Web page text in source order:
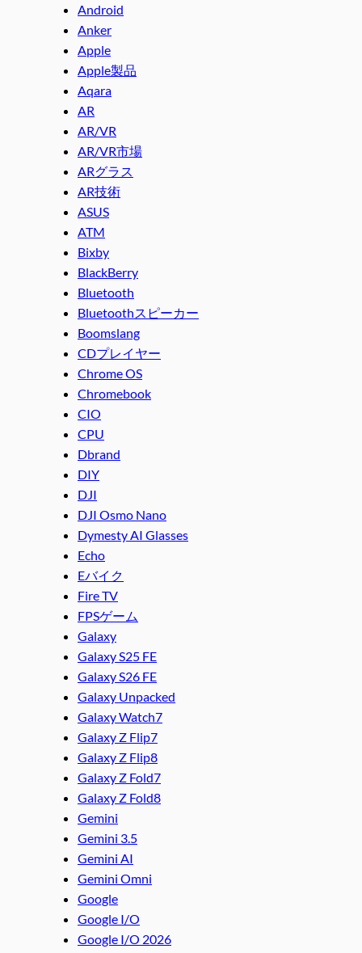
Android
Anker
Apple
Apple製品
Aqara
AR
AR/VR
AR/VR市場
ARグラス
AR技術
ASUS
ATM
Bixby
BlackBerry
Bluetooth
Bluetoothスピーカー
Boomslang
CDプレイヤー
Chrome OS
Chromebook
CIO
CPU
Dbrand
DIY
DJI
DJI Osmo Nano
Dymesty AI Glasses
Echo
Eバイク
Fire TV
FPSゲーム
Galaxy
Galaxy S25 FE
Galaxy S26 FE
Galaxy Unpacked
Galaxy Watch7
Galaxy Z Flip7
Galaxy Z Flip8
Galaxy Z Fold7
Galaxy Z Fold8
Gemini
Gemini 3.5
Gemini AI
Gemini Omni
Google
Google I/O
Google I/O 2026